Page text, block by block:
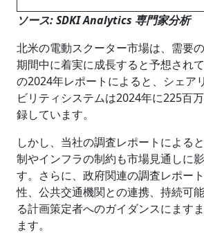
ソース: SDKI Analytics 専門家分析
北米の電動スクーター市場は、需要
期間中に着実に成長すると予想され
の2024年レポートによると、シェア
ビリティシステムは2024年に225百
録しています。
しかし、当社の調査レポートによる
制やインフラの制約も市場見通しに
す。さらに、政府関連の調査レポー
性、公共交通機関との連携、持続可
る計画策定者へのガイダンスにます
ます。